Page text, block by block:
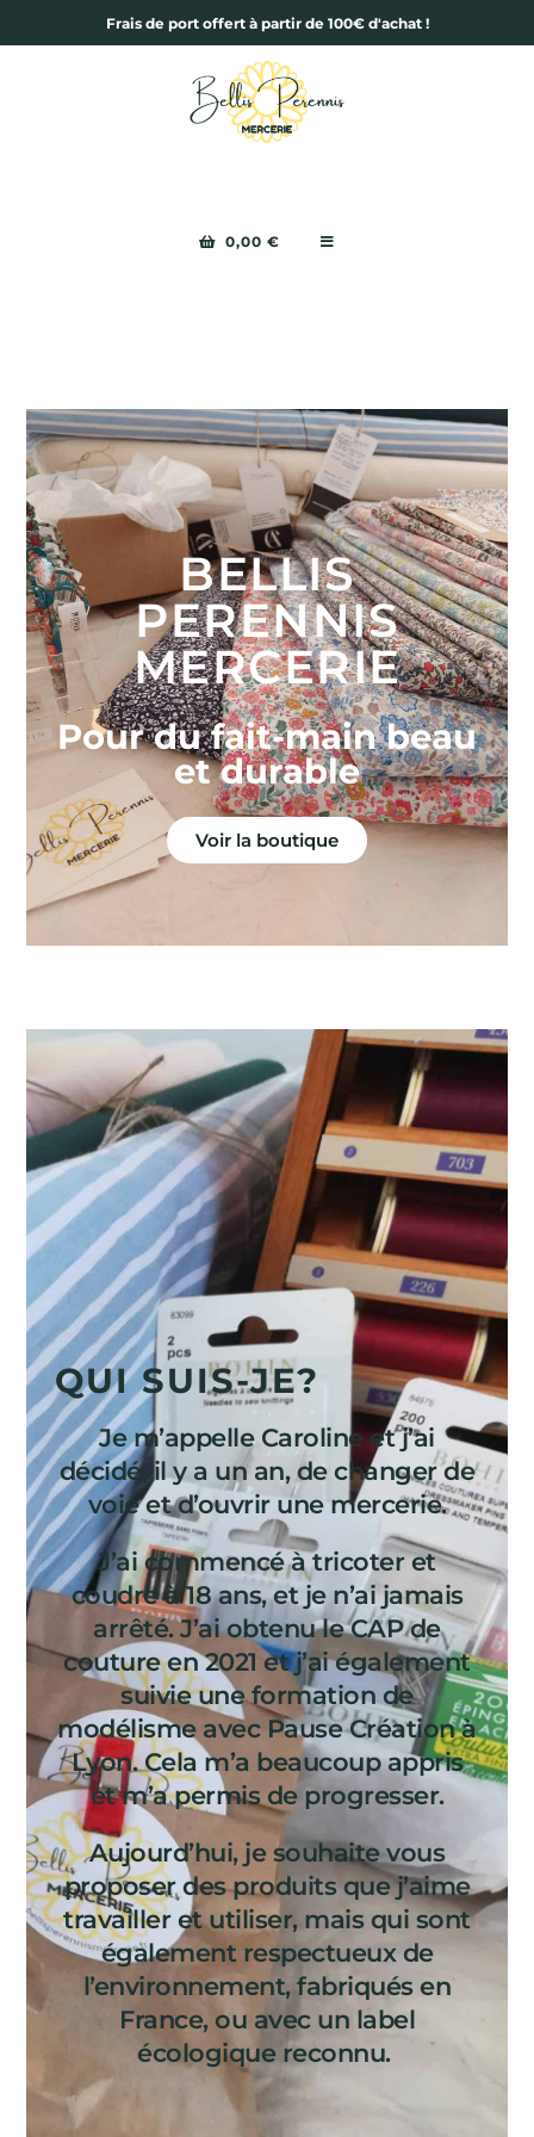
Frais de port offert à partir de 100€ d'achat !
0,00 €
BELLIS
PERENNIS
MERCERIE
Pour du fait-main beau
et durable
Voir la boutique
QUI SUIS-JE?
Je m’appelle Caroline et j’ai
décidé, il y a un an, de changer de
voie et d’ouvrir une mercerie.
J’ai commencé à tricoter et
coudre à 18 ans, et je n’ai jamais
arrêté. J’ai obtenu le CAP de
couture en 2021 et j’ai également
suivie une formation de
modélisme avec Pause Création à
Lyon. Cela m’a beaucoup appris
et m’a permis de progresser.
Aujourd’hui, je souhaite vous
proposer des produits que j’aime
travailler et utiliser, mais qui sont
également respectueux de
l’environnement, fabriqués en
France, ou avec un label
écologique reconnu.